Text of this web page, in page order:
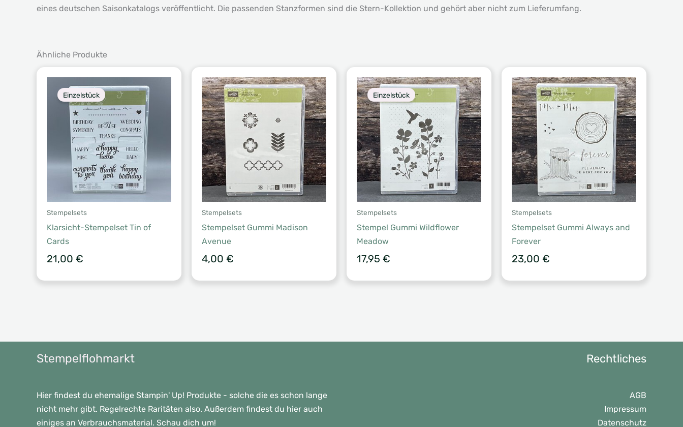
eines deutschen Saisonkatalogs veröffentlicht. Die passenden Stanzformen sind die Stern-Kollektion und gehört aber nicht zum Lieferumfang.
Ähnliche Produkte
Einzelstück
Stempelsets
Klarsicht-Stempelset Tin of
Cards
21,00 €
Stempelsets
Stempelset Gummi Madison
Avenue
4,00 €
Einzelstück
Stempelsets
Stempel Gummi Wildflower
Meadow
17,95 €
Stempelsets
Stempelset Gummi Always and
Forever
23,00 €
Stempelflohmarkt
Hier findest du ehemalige Stampin' Up! Produkte - solche die es schon lange
nicht mehr gibt. Regelrechte Raritäten also. Außerdem findest du hier auch
einiges an Verbrauchsmaterial. Schau dich um!
Rechtliches
AGB
Impressum
Datenschutz